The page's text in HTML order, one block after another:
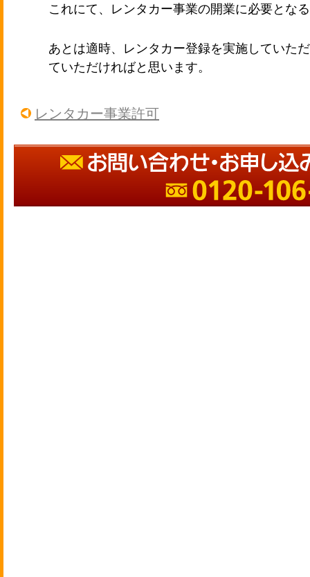
これにて、レンタカー事業の開業に必要とな
あとは適時、レンタカー登録を実施していた
ていただければと思います。
レンタカー事業許可